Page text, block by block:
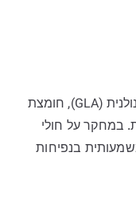
שמן זרעי בוראג' עשיר בחומצה גמא-לינולנית (GLA), חומצת
במחקר על חולי
בנפיחות